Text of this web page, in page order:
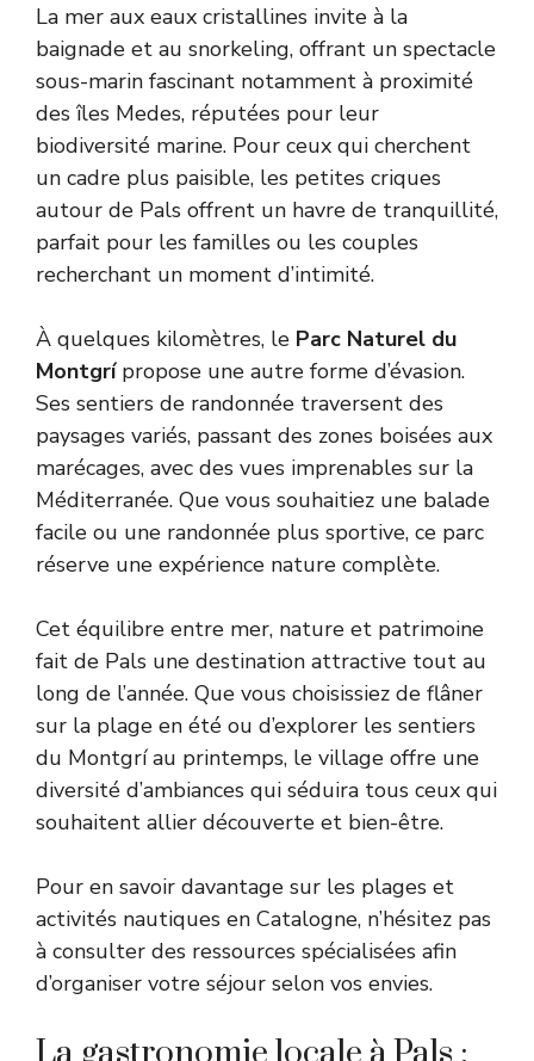
La mer aux eaux cristallines invite à la
baignade et au snorkeling, offrant un spectacle
sous-marin fascinant notamment à proximité
des îles Medes, réputées pour leur
biodiversité marine. Pour ceux qui cherchent
un cadre plus paisible, les petites criques
autour de Pals offrent un havre de tranquillité,
parfait pour les familles ou les couples
recherchant un moment d’intimité.
À quelques kilomètres, le Parc Naturel du
Montgrípropose une autre forme d’évasion.
Ses sentiers de randonnée traversent des
paysages variés, passant des zones boisées aux
marécages, avec des vues imprenables sur la
Méditerranée. Que vous souhaitiez une balade
facile ou une randonnée plus sportive, ce parc
réserve une expérience nature complète.
Cet équilibre entre mer, nature et patrimoine
fait de Pals une destination attractive tout au
long de l’année. Que vous choisissiez de flâner
sur la plage en été ou d’explorer les sentiers
du Montgrí au printemps, le village offre une
diversité d’ambiances qui séduira tous ceux qui
souhaitent allier découverte et bien-être.
Pour en savoir davantage sur les plages et
activités nautiques en Catalogne, n’hésitez pas
à consulter des ressources spécialisées afin
d’organiser votre séjour selon vos envies.